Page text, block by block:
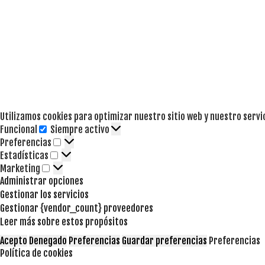
Utilizamos cookies para optimizar nuestro sitio web y nuestro
Funcional
Funcional
Siempre activo
Preferencias
Preferencias
Estadísticas Estadísticas
Marketing Marketing
Administrar opciones
Gestionar los servicios
Gestionar {vendor_count} proveedores
Leer más sobre estos propósitos
Acepto Denegado Preferencias Guardar preferencias Preferencias
Política de cookies